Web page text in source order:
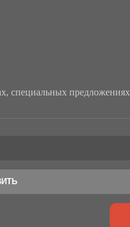
специальных